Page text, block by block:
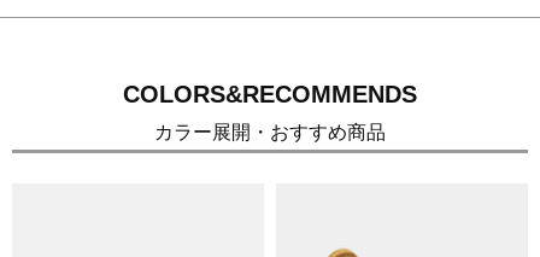
COLORS&RECOMMENDS
カラー展開・おすすめ商品